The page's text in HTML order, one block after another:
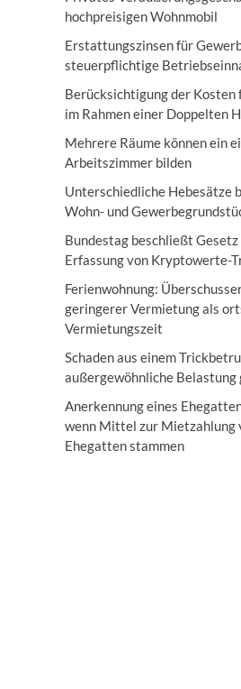
hochpreisigen Wohnmobil
Erstattungszinsen für
steuerpflichtige
Berücksichtigung der
im Rahmen einer Doppelten
Mehrere Räume können ein
Arbeitszimmer bilden
Unterschiedliche Hebesätze
Wohn- und
Bundestag beschließt
Erfassung von Kryptowerte-
Ferienwohnung:
geringerer Vermietung als
Vermietungszeit
Schaden aus einem
außergewöhnliche
Anerkennung eines
wenn Mittel zur Mietzahlung
Ehegatten stammen